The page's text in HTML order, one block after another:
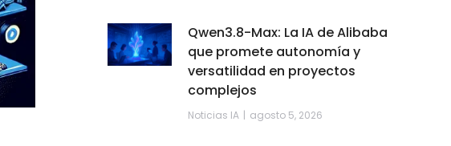
Qwen3.8-Max: La IA de Alibaba
que promete autonomía y
versatilidad en proyectos
complejos
Noticias IA agosto 5, 2026